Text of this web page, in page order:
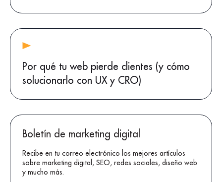
Por qué tu web pierde clientes (y cómo
solucionarlo con UX y CRO)
Boletín de marketing digital
Recibe en tu correo electrónico los mejores artículos
sobre marketing digital, SEO, redes sociales, diseño web
y mucho más.